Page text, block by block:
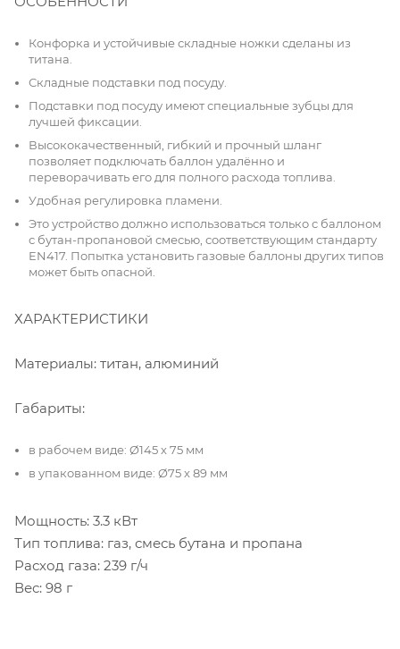
Конфорка и устойчивые складные ножки сделаны из
титана.
Складные подставки под посуду.
Подставки под посуду имеют специальные зубцы для
лучшей фиксации.
Высококачественный, гибкий и прочный шланг
позволяет подключать баллон удалённо и
переворачивать его для полного расхода топлива.
Удобная регулировка пламени.
Это устройство должно использоваться только с баллоном
с бутан-пропановой смесью, соответствующим стандарту
EN417. Попытка установить газовые баллоны других типов
может быть опасной.
ХАРАКТЕРИСТИКИ
Материалы: титан, алюминий
Габариты:
в рабочем виде: Ø145 х 75 мм
в упакованном виде: Ø75 х 89 мм
Мощность: 3.3 кВт
Тип топлива: газ, смесь бутана и пропана
Расход газа: 239 г/ч
Вес: 98 г